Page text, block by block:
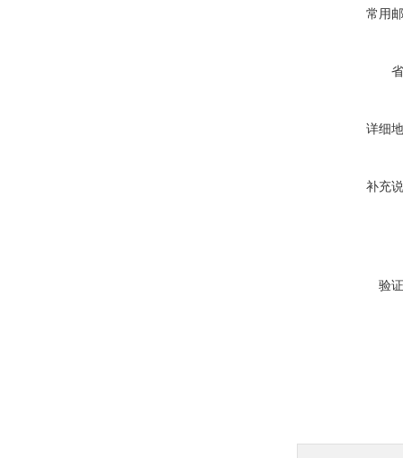
常用
详细
补充
验